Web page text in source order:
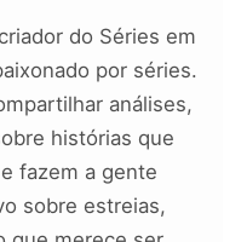
do Séries em
por séries.
análises,
histórias que
fazem a gente
sobre estreias,